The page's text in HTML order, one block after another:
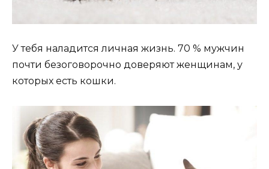
У тебя наладится личная жизнь. 70 % мужчин
почти безоговорочно доверяют женщинам, у
которых есть кошки.